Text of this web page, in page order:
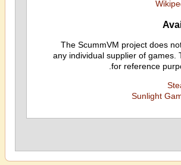
The ScummVM project does
any individual supplier of games.
for reference
Sunlight